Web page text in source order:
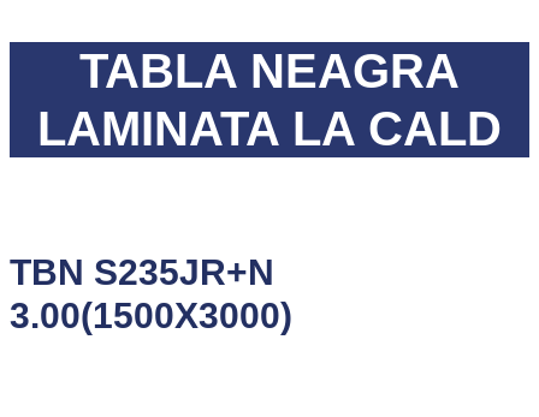
TABLA NEAGRA
LAMINATA LA CALD
TBN S235JR+N
3.00(1500X3000)